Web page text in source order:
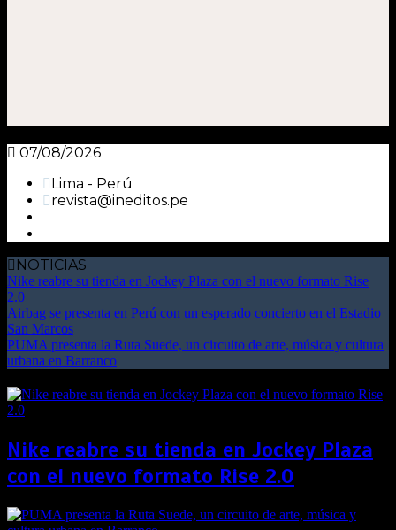
07/08/2026
Lima - Perú
revista@ineditos.pe
NOTICIAS
Nike reabre su tienda en Jockey Plaza con el nuevo formato Rise
2.0
Airbag se presenta en Perú con un esperado concierto en el Estadio
San Marcos
PUMA presenta la Ruta Suede, un circuito de arte, música y cultura
urbana en Barranco
Nike reabre su tienda en Jockey Plaza
con el nuevo formato Rise 2.0